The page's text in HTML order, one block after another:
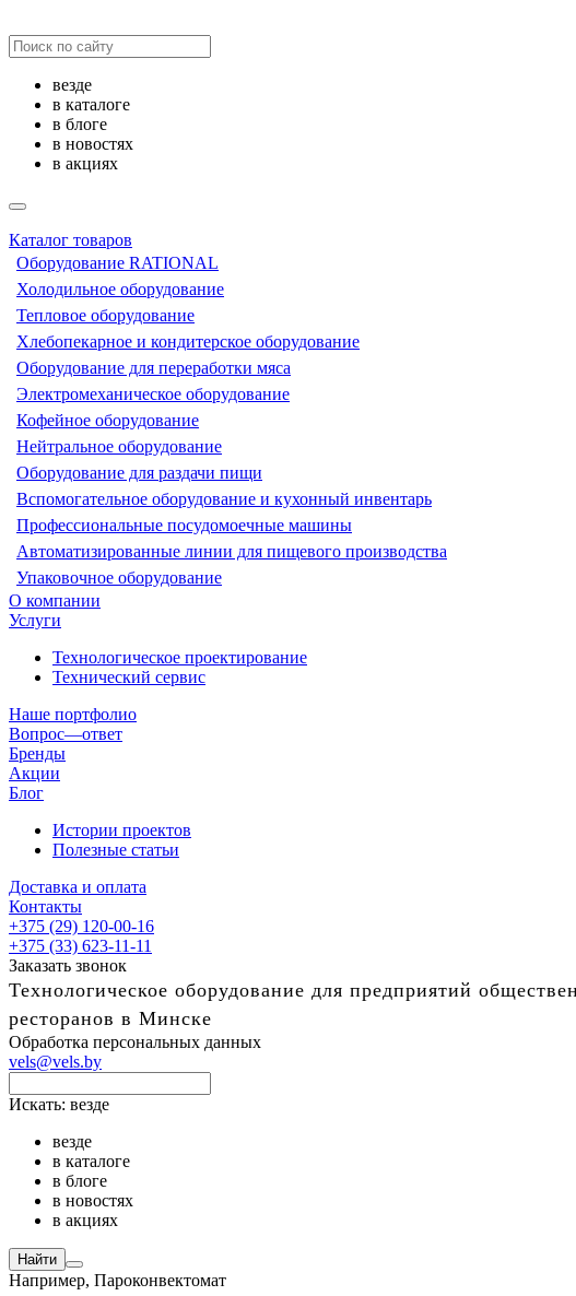
везде
в каталоге
в блоге
в новостях
в акциях
Каталог товаров
Оборудование RATIONAL
Холодильное оборудование
Тепловое оборудование
Хлебопекарное и кондитерское оборудование
Оборудование для переработки мяса
Электромеханическое оборудование
Кофейное оборудование
Нейтральное оборудование
Оборудование для раздачи пищи
Вспомогательное оборудование и кухонный инвентарь
Профессиональные посудомоечные машины
Автоматизированные линии для пищевого производства
Упаковочное оборудование
О компании
Услуги
Технологическое проектирование
Технический сервис
Наше портфолио
Вопрос—ответ
Бренды
Акции
Блог
Истории проектов
Полезные статьи
Доставка и оплата
Контакты
+375 (29) 120-00-16
+375 (33) 623-11-11
Заказать звонок
Технологическое оборудование для предприятий
ресторанов в Минске
Обработка персональных данных
vels@vels.by
Искать: везде
везде
в каталоге
в блоге
в новостях
в акциях
Найти
Например, Пароконвектомат